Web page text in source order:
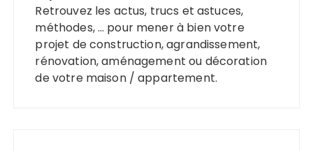
Retrouvez les actus, trucs et astuces,
méthodes, … pour mener à bien votre
projet de construction, agrandissement,
rénovation, aménagement ou décoration
de votre maison / appartement.